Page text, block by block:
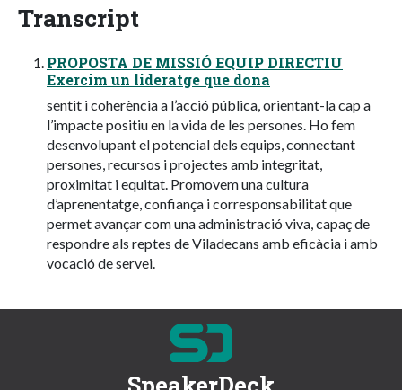
Transcript
PROPOSTA DE MISSIÓ EQUIP DIRECTIU
Exercim un lideratge que dona
sentit i coherència a l’acció pública, orientant-la cap a
l’impacte positiu en la vida de les persones. Ho fem
desenvolupant el potencial dels equips, connectant
persones, recursos i projectes amb integritat,
proximitat i equitat. Promovem una cultura
d’aprenentatge, confiança i corresponsabilitat que
permet avançar com una administració viva, capaç de
respondre als reptes de Viladecans amb eficàcia i amb
vocació de servei.